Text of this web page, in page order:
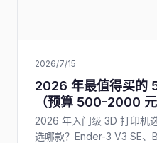
2026/7/15
2026 年最值得买的
（预算 500-2000 元
2026 年入门级 3D 打印机
选哪款？Ender-3 V3 SE、